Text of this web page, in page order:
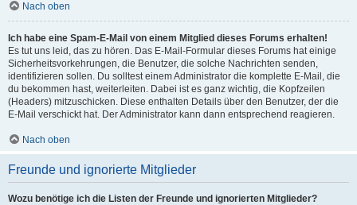
Nach oben
Ich habe eine Spam-E-Mail von einem Mitglied dieses Forums erhalten!
Es tut uns leid, das zu hören. Das E-Mail-Formular dieses Forums hat einige
Sicherheitsvorkehrungen, die Benutzer, die solche Nachrichten senden,
identifizieren sollen. Du solltest einem Administrator die komplette E-Mail, die
du bekommen hast, weiterleiten. Dabei ist es ganz wichtig, die Kopfzeilen
(Headers) mitzuschicken. Diese enthalten Details über den Benutzer, der die
E-Mail verschickt hat. Der Administrator kann dann entsprechend reagieren.
Nach oben
Freunde und ignorierte Mitglieder
Wozu benötige ich die Listen der Freunde und ignorierten Mitglieder?